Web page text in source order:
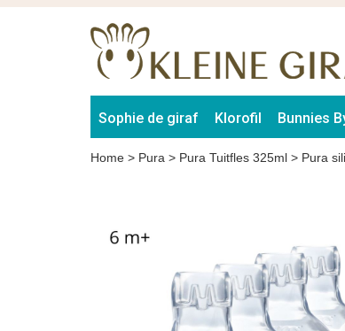
Sophie de giraf Klorofil Bunnies
Home > Pura > Pura Tuitfles 325ml > Pura